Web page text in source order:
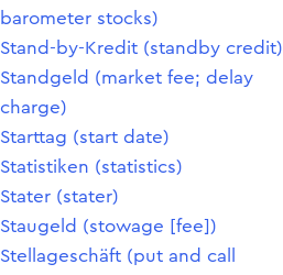
barometer stocks)
Stand-by-Kredit (standby credit)
Standgeld (market fee; delay
charge)
Starttag (start date)
Statistiken (statistics)
Stater (stater)
Staugeld (stowage [fee])
Stellageschäft (put and call